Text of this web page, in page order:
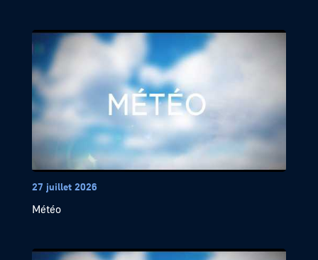
27 juillet 2026
Météo